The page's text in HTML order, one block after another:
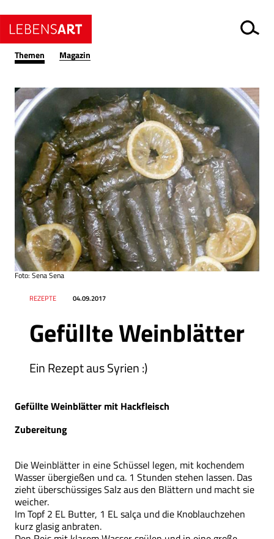
Themen Magazin
Gefüllte Weinblätter
Ein Rezept aus Syrien :)
Datum 04.09.2017
RessortREZEPTE
Foto: Sena Sena
Gefüllte Weinblätter mit Hackfleisch
Zubereitung
Die Weinblätter in eine Schüssel legen, mit kochendem
Wasser übergießen und ca. 1 Stunden stehen lassen. Das
zieht überschüssiges Salz aus den Blättern und macht sie
weicher.
Im Topf 2 EL Butter, 1 EL salça und die Knoblauchzehen
kurz glasig anbraten.